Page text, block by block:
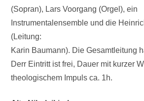
(Sopran), Lars Voorgang (Orgel), ein
Instrumentalensemble und die
(Leitung:
Karin Baumann). Die Gesamtleitung
Derr Eintritt ist frei, Dauer mit kurzer
theologischem Impuls ca. 1h.